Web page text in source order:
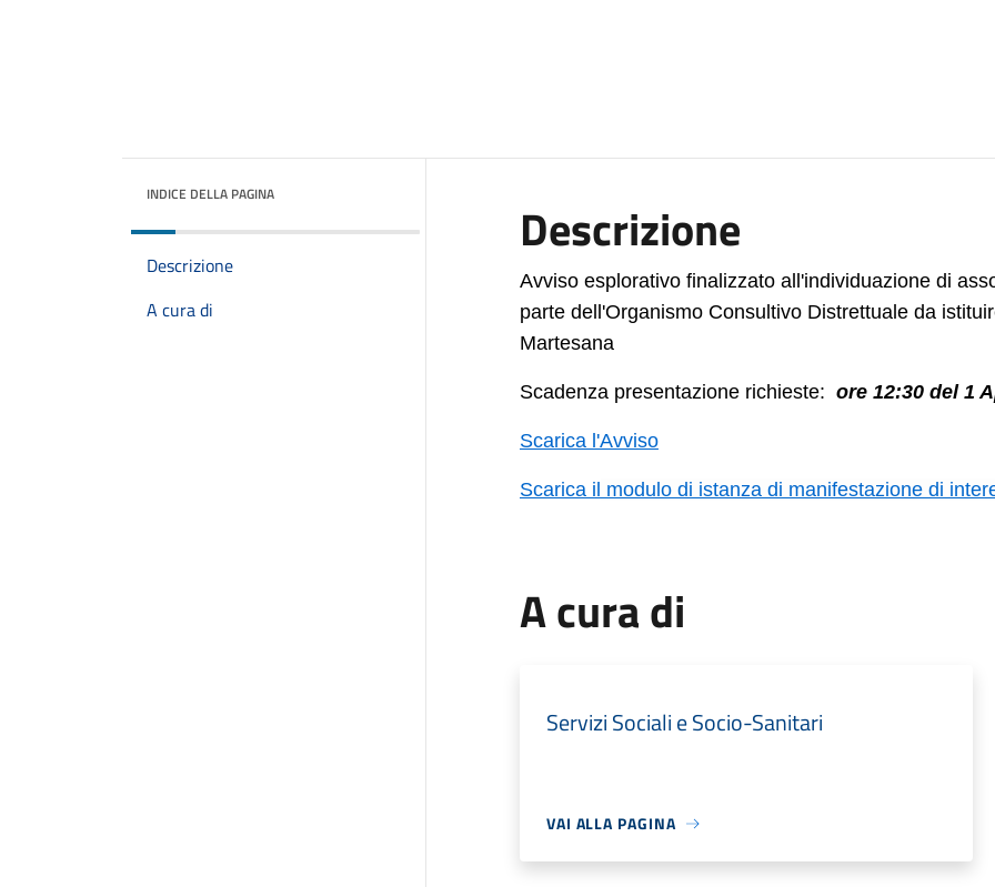
INDICE DELLA PAGINA
Descrizione
A cura di
Descrizione
Avviso esplorativo finalizzato all'individuazione di
parte dell'Organismo Consultivo Distrettuale da
Martesana
Scadenza presentazione richieste: ore 12:30 del 1
Scarica l'Avviso
Scarica il modulo di istanza di manifestazione di
A cura di
Servizi Sociali e Socio-Sanitari
VAI ALLA PAGINA